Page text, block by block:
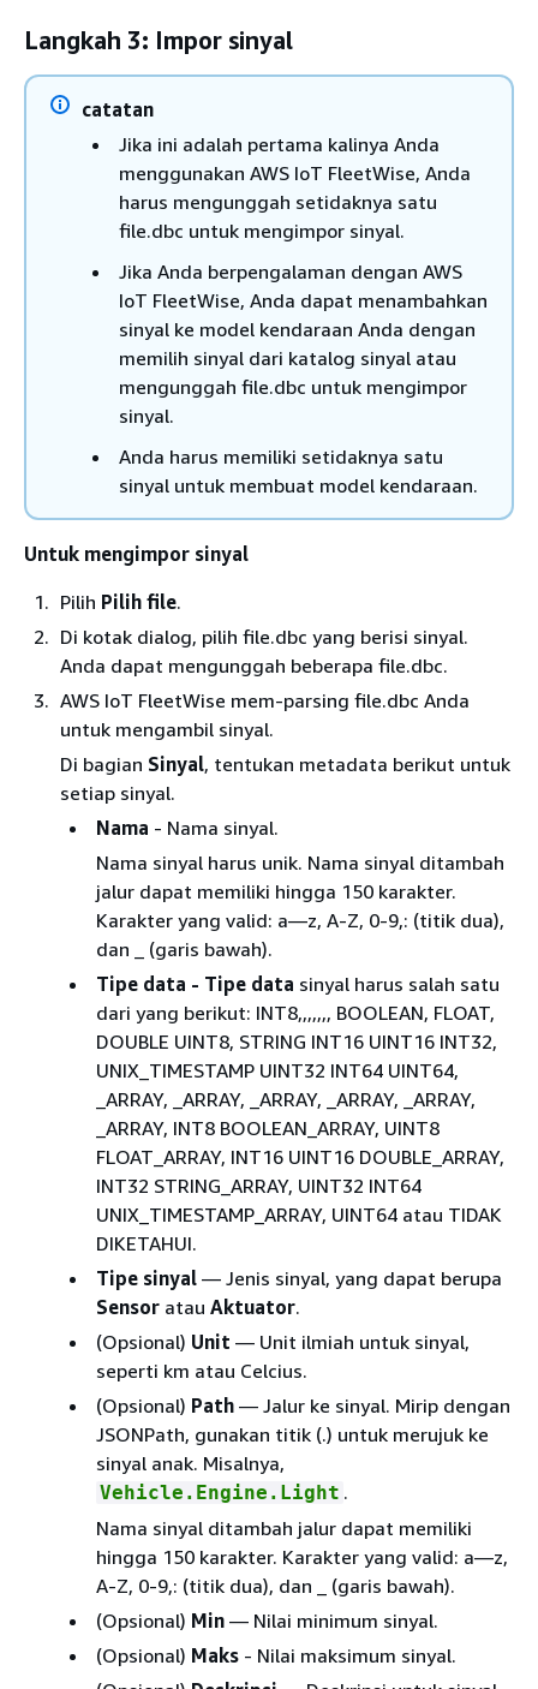
Langkah 3: Impor sinyal
catatan
Jika ini adalah pertama kalinya Anda
menggunakan AWS IoT FleetWise, Anda
harus mengunggah setidaknya satu
file.dbc untuk mengimpor sinyal.
Jika Anda berpengalaman dengan AWS
IoT FleetWise, Anda dapat menambahkan
sinyal ke model kendaraan Anda dengan
memilih sinyal dari katalog sinyal atau
mengunggah file.dbc untuk mengimpor
sinyal.
Anda harus memiliki setidaknya satu
sinyal untuk membuat model kendaraan.
Untuk mengimpor sinyal
Pilih Pilih file.
Di kotak dialog, pilih file.dbc yang berisi sinyal.
Anda dapat mengunggah beberapa file.dbc.
AWS IoT FleetWise mem-parsing file.dbc Anda
untuk mengambil sinyal.
Di bagian Sinyal, tentukan metadata berikut untuk
setiap sinyal.
Nama - Nama sinyal.
Nama sinyal harus unik. Nama sinyal ditambah
jalur dapat memiliki hingga 150 karakter.
Karakter yang valid: a—z, A-Z, 0-9,: (titik dua),
dan _ (garis bawah).
Tipe data - Tipe data sinyal harus salah satu
dari yang berikut: INT8,,,,,,, BOOLEAN, FLOAT,
DOUBLE UINT8, STRING INT16 UINT16 INT32,
UNIX_TIMESTAMP UINT32 INT64 UINT64,
_ARRAY, _ARRAY, _ARRAY, _ARRAY, _ARRAY,
_ARRAY, INT8 BOOLEAN_ARRAY, UINT8
FLOAT_ARRAY, INT16 UINT16 DOUBLE_ARRAY,
INT32 STRING_ARRAY, UINT32 INT64
UNIX_TIMESTAMP_ARRAY, UINT64 atau TIDAK
DIKETAHUI.
Tipe sinyal — Jenis sinyal, yang dapat berupa
Sensor atau Aktuator.
(Opsional) Unit — Unit ilmiah untuk sinyal,
seperti km atau Celcius.
(Opsional) Path — Jalur ke sinyal. Mirip dengan
JSONPath, gunakan titik (.) untuk merujuk ke
sinyal anak. Misalnya,
Vehicle.Engine.Light .
Nama sinyal ditambah jalur dapat memiliki
hingga 150 karakter. Karakter yang valid: a—z,
A-Z, 0-9,: (titik dua), dan _ (garis bawah).
(Opsional) Min — Nilai minimum sinyal.
(Opsional) Maks - Nilai maksimum sinyal.